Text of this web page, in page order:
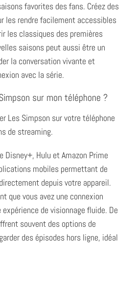
favorites des fans. Créez des
les rendre facilement accessibles
les classiques des premières
saisons peut aussi être un
la conversation vivante et
avec la série.
sur mon téléphone ?
Les Simpson sur votre téléphone
de streaming.
Disney+, Hulu et Amazon Prime
mobiles permettant de
depuis votre appareil.
que vous avez une connexion
de visionnage fluide. De
souvent des options de
des épisodes hors ligne, idéal